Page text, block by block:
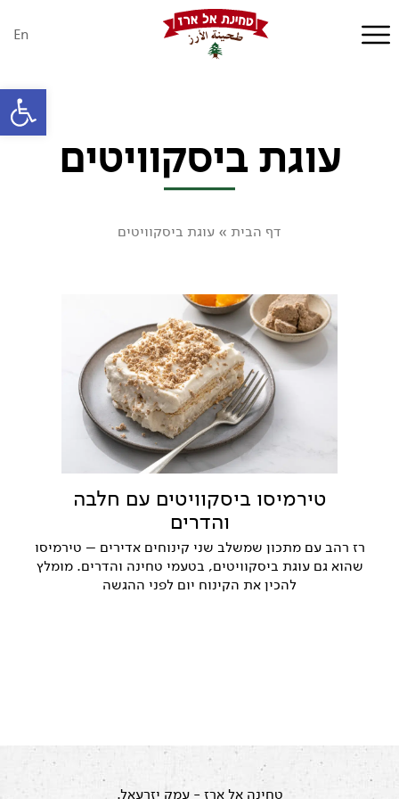
פתח
En
עוגת ביסקוויטים
דף הבית » עוגת ביסקוויטים
טירמיסו ביסקוויטים עם חלבה
והדרים
רז רהב עם מתכון שמשלב שני קינוחים אדירים – טירמיסו
שהוא גם עוגת ביסקוויטים, בטעמי טחינה והדרים. מומלץ
להכין את הקינוח יום לפני ההגשה
טחינה אל ארז- עמק יזרעאל.